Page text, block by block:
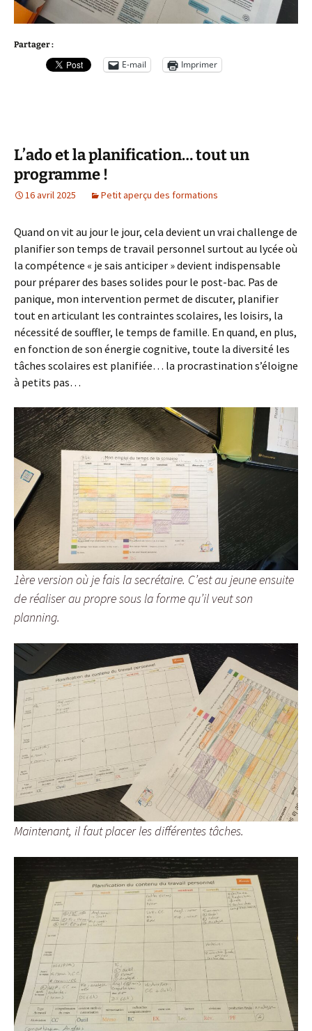
Partager :
E-mail Imprimer
L’ado et la planification… tout un
programme !
16 avril 2025 Petit aperçu des formations
Quand on vit au jour le jour, cela devient un vrai challenge de
planifier son temps de travail personnel surtout au lycée où
la compétence « je sais anticiper » devient indispensable
pour préparer des bases solides pour le post-bac. Pas de
panique, mon intervention permet de discuter, planifier
tout en articulant les contraintes scolaires, les loisirs, la
nécessité de souffler, le temps de famille. En quand, en plus,
en fonction de son énergie cognitive, toute la diversité les
tâches scolaires est planifiée… la procrastination s’éloigne
à petits pas…
1ère version où je fais la secrétaire. C’est au jeune ensuite
de réaliser au propre sous la forme qu’il veut son
planning.
Maintenant, il faut placer les différentes tâches.